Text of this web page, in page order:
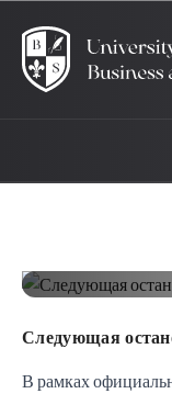
Следующая
В рамках